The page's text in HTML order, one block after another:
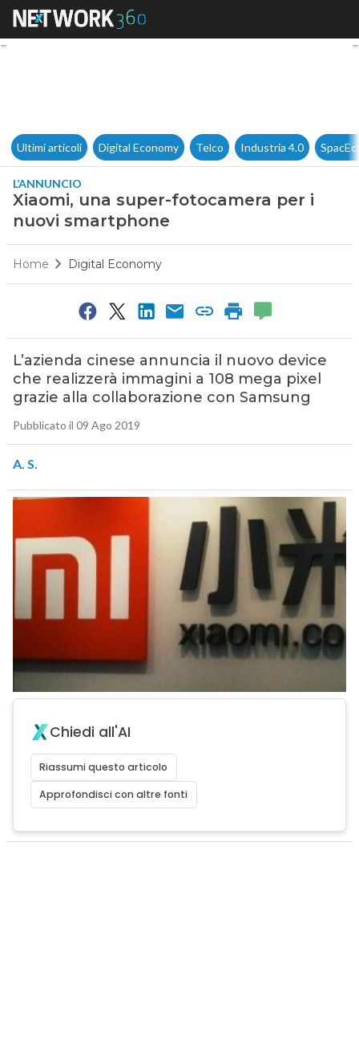
Xiaomi, una super-
Ultimi articoli Digital Economy Telco Industria 4.0
L’ANNUNCIO
Xiaomi, una super-fotocamera per i
nuovi smartphone
Home Digital Economy
L’azienda cinese annuncia il nuovo device
che realizzerà immagini a 108 mega pixel
grazie alla collaborazione con Samsung
Pubblicato il 09 Ago 2019
A. S.
Chiedi all'AI
Riassumi questo articolo
Approfondisci con altre fonti